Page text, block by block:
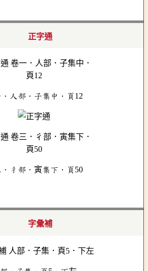
正字通
人部．子集中．頁12
彳部．寅集下．頁50
字彙補